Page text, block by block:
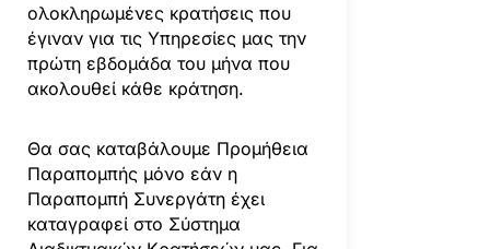
ολοκληρωμένες κρατήσεις που
έγιναν για τις Υπηρεσίες μας την
πρώτη εβδομάδα του μήνα που
ακολουθεί κάθε κράτηση.
Θα σας καταβάλουμε Προμήθεια
Παραπομπής μόνο εάν η
Παραπομπή Συνεργάτη έχει
καταγραφεί στο Σύστημα